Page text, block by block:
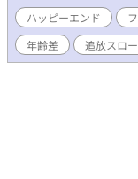
ハッピーエンド
年齢差
追放スロ